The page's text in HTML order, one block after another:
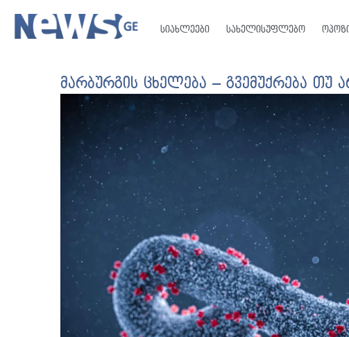
სიახლეები სახელისუფლებო
მარბურგის ცხელება – გვემუქრება თუ